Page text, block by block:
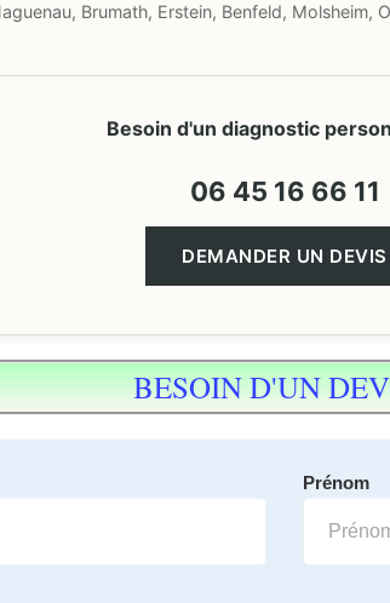
Brumath, Erstein, Benfeld, Molsheim,
Besoin d'un diagnostic
06 45 16 66 11
DEMANDER UN DEVIS
BESOIN D'UN
Prénom